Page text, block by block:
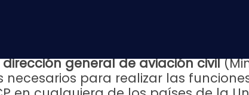
por formar parte de los
más de 7000
general de aviación civil
para realizar las